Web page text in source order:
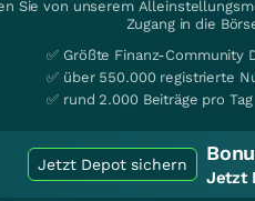
Sie von unserem
Zugang in die
✅ Größte Finanz-Community
✅ über 550.000 registrierte
✅ rund 2.000 Beiträge pro Tag
Jetzt Depot sichern
Jetzt